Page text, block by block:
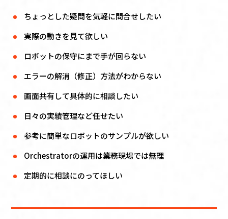
ちょっとした疑問を気軽に問合せしたい
実際の動きを見て欲しい
ロボットの保守にまで手が回らない​
エラーの解消（修正）方法がわからない
画面共有して具体的に相談したい
日々の実績管理など任せたい​​
参考に簡単なロボットのサンプルが欲しい
Orchestratorの運用は業務現場では無理
定期的に相談にのってほしい​​